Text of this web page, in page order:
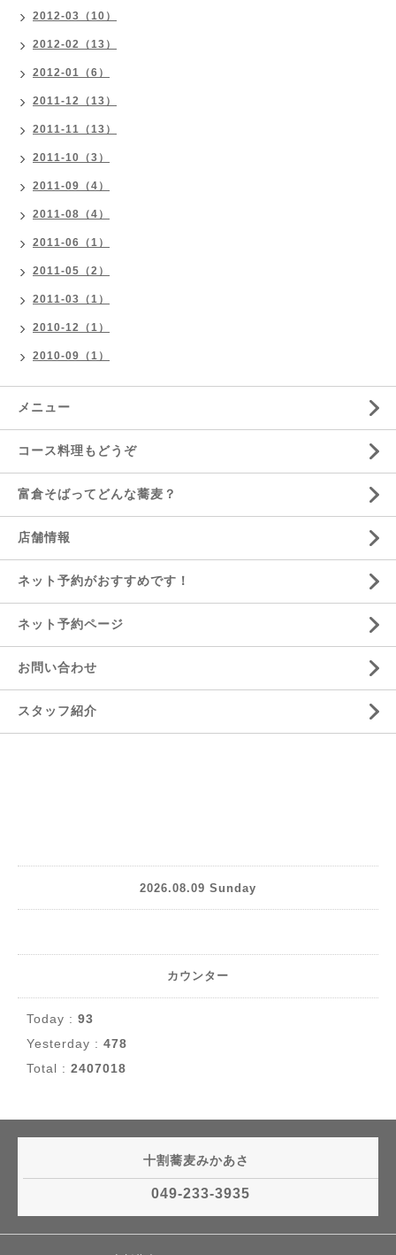
2012-03（10）
2012-02（13）
2012-01（6）
2011-12（13）
2011-11（13）
2011-10（3）
2011-09（4）
2011-08（4）
2011-06（1）
2011-05（2）
2011-03（1）
2010-12（1）
2010-09（1）
メニュー
コース料理もどうぞ
富倉そばってどんな蕎麦？
店舗情報
ネット予約がおすすめです！
ネット予約ページ
お問い合わせ
スタッフ紹介
2026.08.09 Sunday
カウンター
Today : 93
Yesterday : 478
Total : 2407018
十割蕎麦みかあさ
049-233-3935